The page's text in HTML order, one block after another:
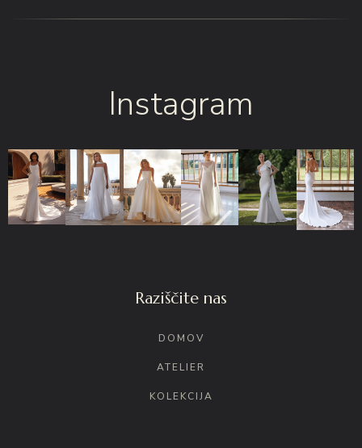
Instagram
Raziščite nas
DOMOV
ATELIER
KOLEKCIJA